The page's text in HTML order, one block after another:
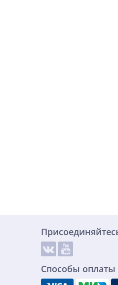
Способы оплаты